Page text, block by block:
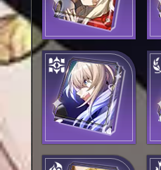
Общие чувства
стихает